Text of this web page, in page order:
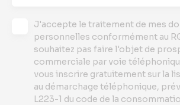
J'accepte le traitement de mes
personnelles conformément au
souhaitez pas faire l'objet de
commerciale par voie
vous inscrire gratuitement sur la
au démarchage téléphonique,
L223-1 du code de la